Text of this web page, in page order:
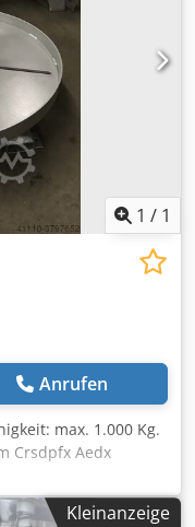
1 / 1
Anrufen
max. 1.000 Kg.
Crsdpfx Aedx
1.100 mm Coil
Kleinanzeige